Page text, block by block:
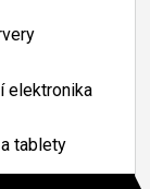
elektronika
tablety